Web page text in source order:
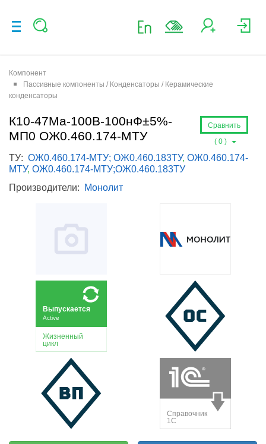
Компонент
Пассивные компоненты / Конденсаторы / Керамические
конденсаторы
К10-47Ма-100В-100нФ±5%-
МП0 ОЖ0.460.174-МТУ
Сравнить
( 0 )
ТУ: ОЖ0.460.174-МТУ; ОЖ0.460.183ТУ, ОЖ0.460.174-
МТУ, ОЖ0.460.174-МТУ;ОЖ0.460.183ТУ
Производители: Монолит